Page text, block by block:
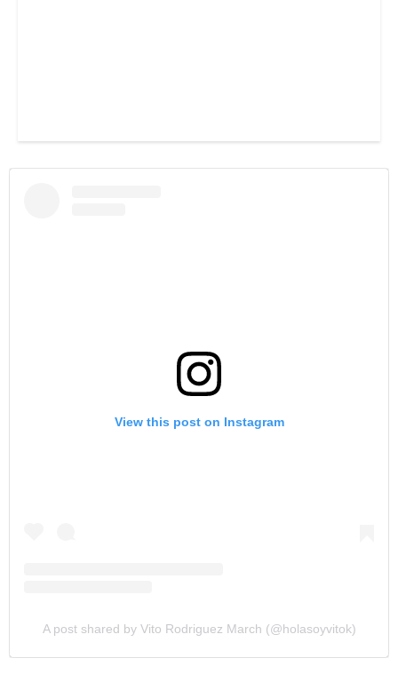
View this post on Instagram
A post shared by Vito Rodriguez March (@holasoyvitok)